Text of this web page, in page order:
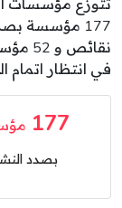
تتوزع مؤسسات
في انتظار اتمام
177
بصدد